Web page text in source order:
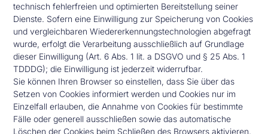
technisch fehlerfreien und optimierten Bereitstellung seiner
Dienste. Sofern eine Einwilligung zur Speicherung von Cookies
und vergleichbaren Wiedererkennungstechnologien abgefragt
wurde, erfolgt die Verarbeitung ausschließlich auf Grundlage
dieser Einwilligung (Art. 6 Abs. 1 lit. a DSGVO und § 25 Abs. 1
TDDDG); die Einwilligung ist jederzeit widerrufbar.
Sie können Ihren Browser so einstellen, dass Sie über das
Setzen von Cookies informiert werden und Cookies nur im
Einzelfall erlauben, die Annahme von Cookies für bestimmte
Fälle oder generell ausschließen sowie das automatische
Löschen der Cookies beim Schließen des Browsers aktivieren.